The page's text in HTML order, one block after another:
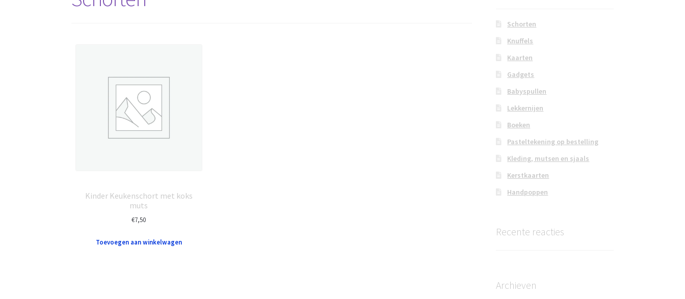
Kinder Keukenschort met koks
muts
€7,50
Toevoegen aan winkelwagen
Schorten
Knuffels
Kaarten
Gadgets
Babyspullen
Lekkernijen
Boeken
Pasteltekening op bestelling
Kleding, mutsen en sjaals
Kerstkaarten
Handpoppen
Recente reacties
Archieven